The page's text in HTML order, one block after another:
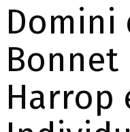
Domini
Bonnet
Harrop